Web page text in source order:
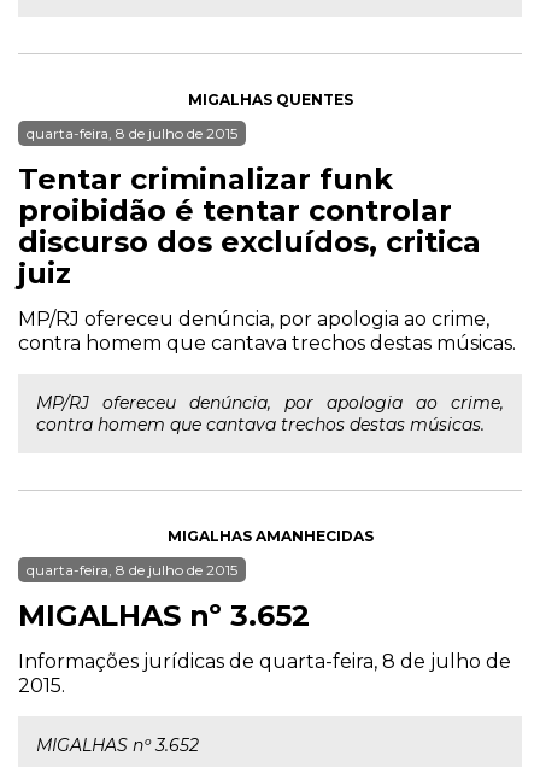
MIGALHAS QUENTES
quarta-feira, 8 de julho de 2015
Tentar criminalizar funk
proibidão é tentar controlar
discurso dos excluídos, critica
juiz
MP/RJ ofereceu denúncia, por apologia ao crime,
contra homem que cantava trechos destas músicas.
MP/RJ ofereceu denúncia, por apologia ao crime,
contra homem que cantava trechos destas músicas.
MIGALHAS AMANHECIDAS
quarta-feira, 8 de julho de 2015
MIGALHAS nº 3.652
Informações jurídicas de quarta-feira, 8 de julho de
2015.
MIGALHAS nº 3.652